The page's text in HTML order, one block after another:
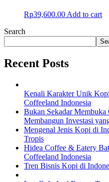
Rp39,600.00 Add to cart
Search
Recent Posts
Kenali Karakter Unik
Coffeeland Indonesia
Bukan Sekadar
Membangun Investasi
Mengenal Jenis Kopi di
Tropis
Hidea Coffee & Eatery
Coffeeland Indonesia
Tren Bisnis Kopi di